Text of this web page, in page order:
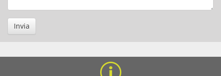
Invia